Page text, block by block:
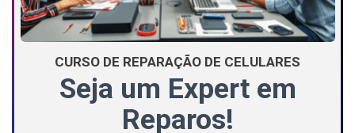
CURSO DE REPARAÇÃO DE CELULARES
Seja um Expert em
Reparos!